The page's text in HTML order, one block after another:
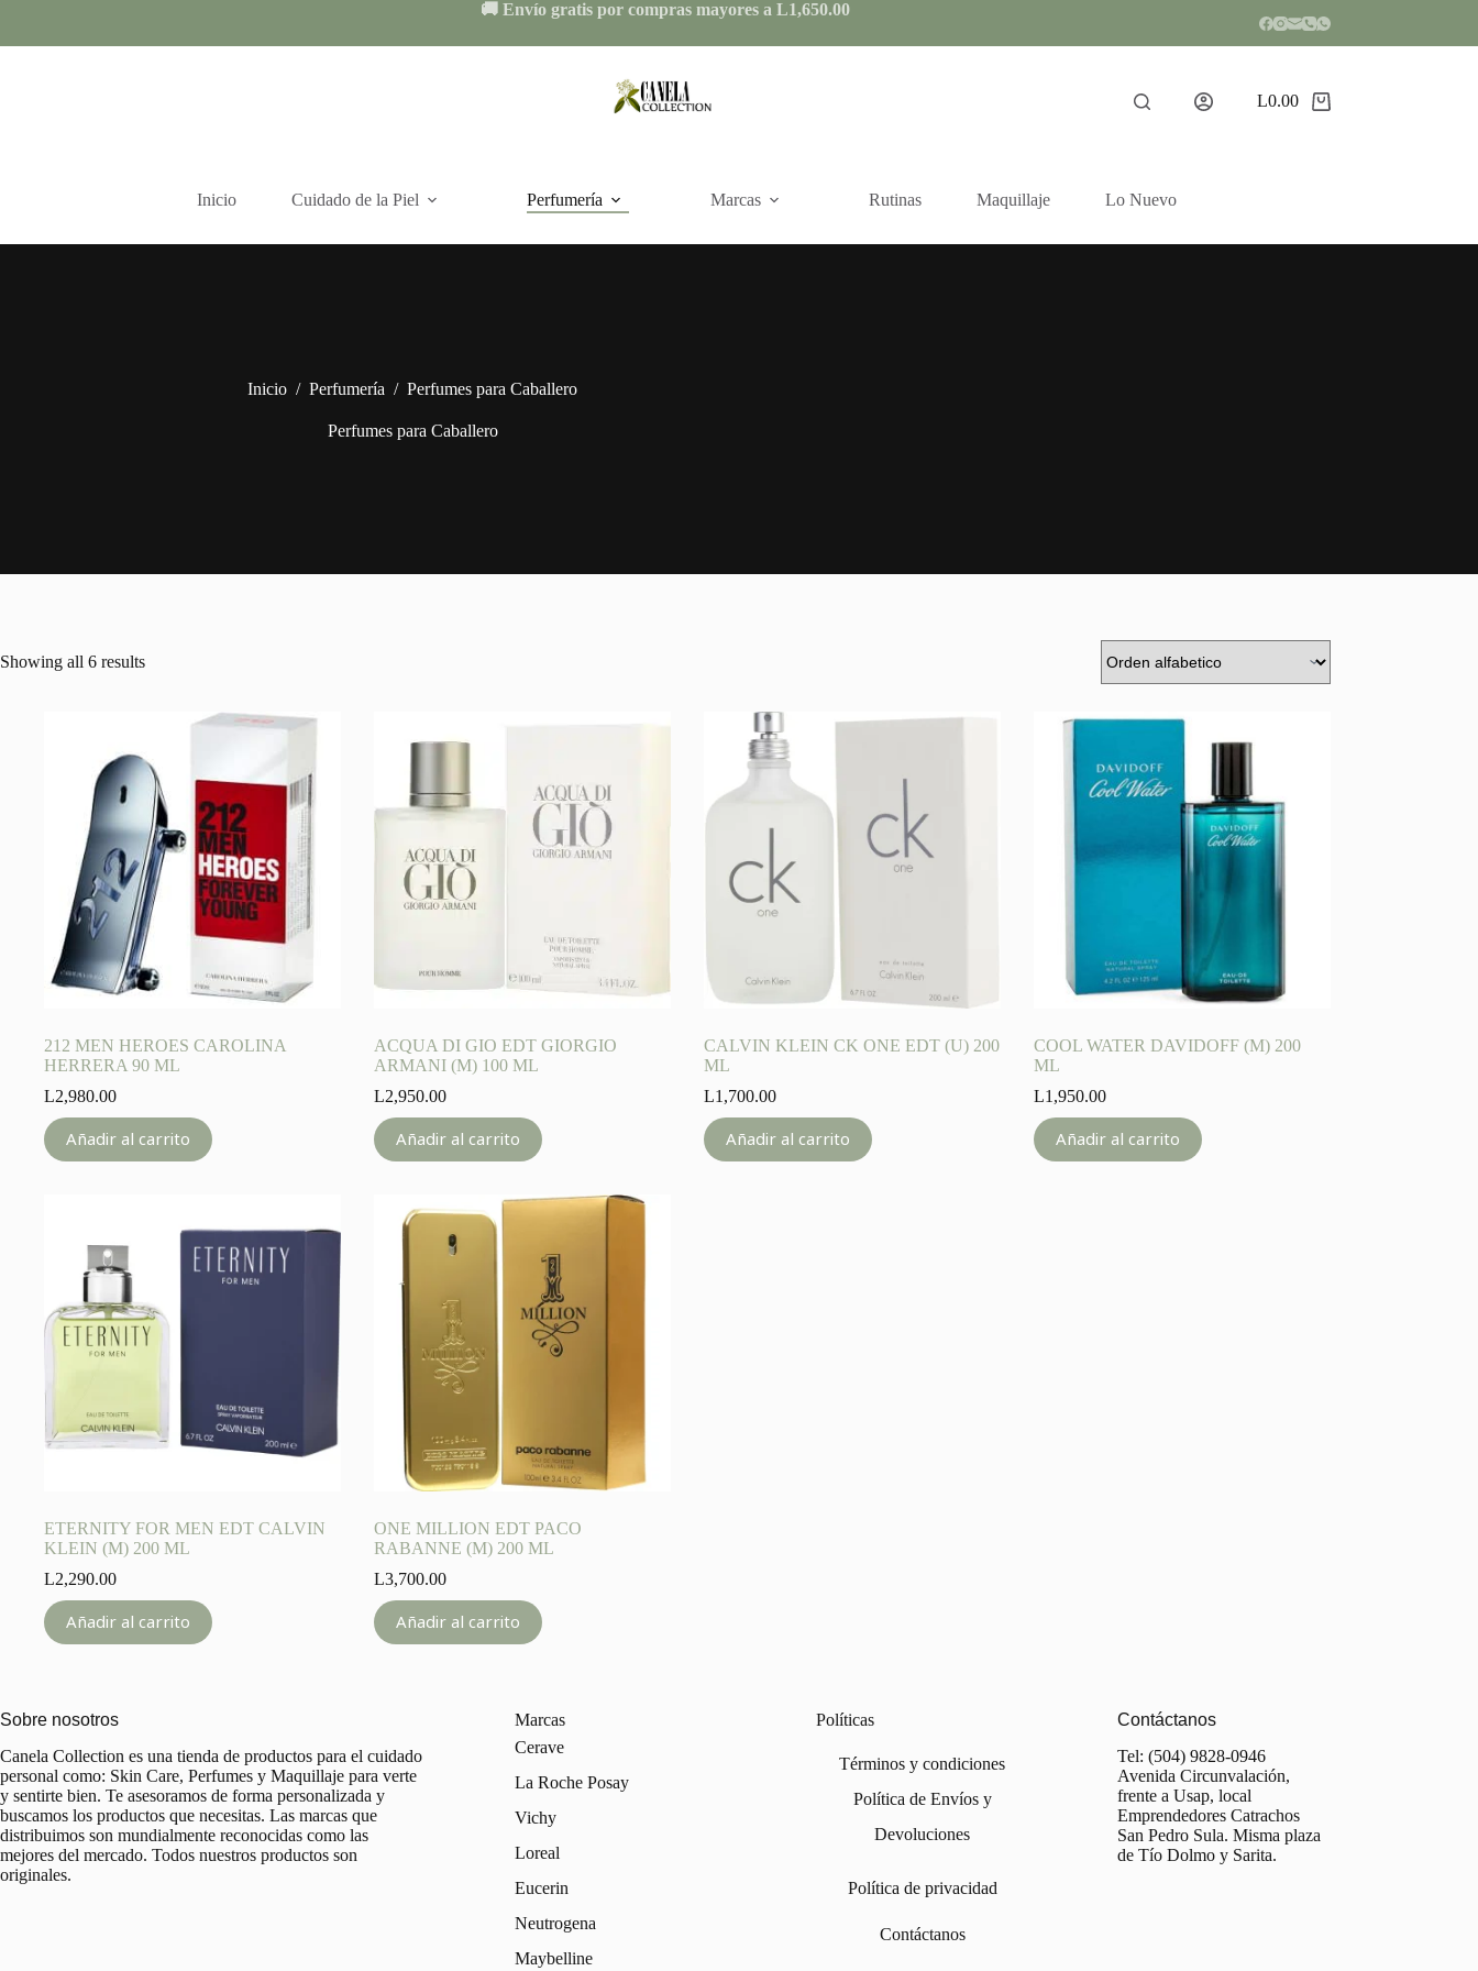
content
🚚 Envío gratis por compras mayores a L1,650.00
Shopping
L0.00
Inicio Cuidado de la Piel Perfumería Marcas Rutinas Maquillaje Lo Nuevo
Inicio / Perfumería / Perfumes para Caballero
Perfumes para Caballero
Showing all 6 results
212 MEN HEROES CAROLINA
HERRERA 90 ML
L2,980.00
Añadir al carrito
ACQUA DI GIO EDT GIORGIO
ARMANI (M) 100 ML
L2,950.00
Añadir al carrito
CALVIN KLEIN CK ONE EDT (U) 200
ML
L1,700.00
Añadir al carrito
COOL WATER DAVIDOFF (M) 200
ML
L1,950.00
Añadir al carrito
ETERNITY FOR MEN EDT CALVIN
KLEIN (M) 200 ML
L2,290.00
Añadir al carrito
ONE MILLION EDT PACO
RABANNE (M) 200 ML
L3,700.00
Añadir al carrito
Sobre nosotros
Canela Collection es una tienda de productos para el cuidado
personal como: Skin Care, Perfumes y Maquillaje para verte
y sentirte bien. Te asesoramos de forma personalizada y
buscamos los productos que necesitas. Las marcas que
distribuimos son mundialmente reconocidas como las
mejores del mercado. Todos nuestros productos son
originales.
Marcas
Cerave
La Roche Posay
Vichy
Loreal
Eucerin
Neutrogena
Maybelline
Políticas
Términos y condiciones
Política de Envíos y
Devoluciones
Política de privacidad
Contáctanos
Contáctanos
Tel: (504) 9828-0946
Avenida Circunvalación,
frente a Usap, local
Emprendedores Catrachos
San Pedro Sula. Misma plaza
de Tío Dolmo y Sarita.